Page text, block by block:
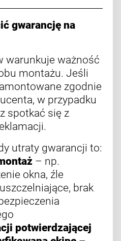
gwarancję na
warunkuje ważność
montażu. Jeśli
zgodnie
w przypadku
spotkać się z
utraty gwarancji to:
– np.
okna, źle
brak
potwierdzającej